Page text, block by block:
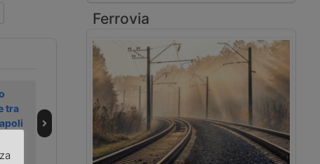
tra
Le ferrovie
investono su
Maddaloni in
cerca di un
rilancio
piattaforma a
Maddaloni
Ferrovia